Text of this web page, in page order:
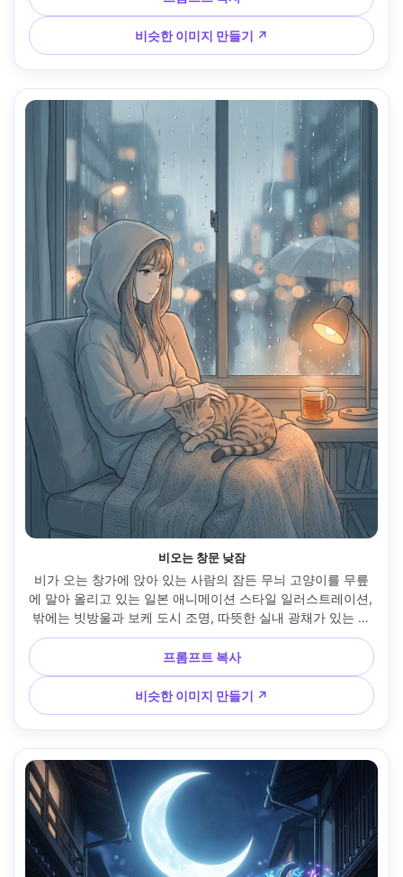
낙서, 명랑한 소셜 미디어 분위기, 85mm 렌즈, 얕은 피사계 깊
이 --ar 4:5
비슷한 이미지 만들기 ↗
비오는 창문 낮잠
비가 오는 창가에 앉아 있는 사람의 잠든 무늬 고양이를 무릎
에 말아 올리고 있는 일본 애니메이션 스타일 일러스트레이션,
밖에는 빗방울과 보케 도시 조명, 따뜻한 실내 광채가 있는 조
용한 청회색 팔레트, 섬세한 라인 작업, 부드러운 셀 음영, 유리
에 반사 하이라이트, 차분한 우울한 분위기, 매우 디테일한 배
경, 아늑한 삶의 조각 미학, 85mm 렌즈, 얕은 피사계 깊이 --
ar 4:5
프롬프트 복사
비슷한 이미지 만들기 ↗